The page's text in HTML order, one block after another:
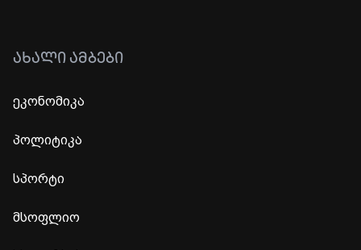
ᲐᲮᲐᲚᲘ ᲐᲛᲑᲔᲑᲘ
ეკონომიკა
პოლიტიკა
სპორტი
მსოფლიო